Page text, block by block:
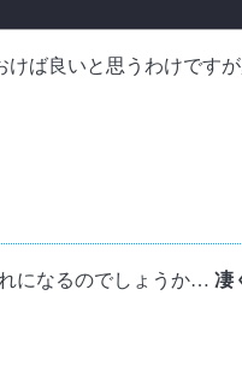
けば良いと思うわけです
になるのでしょうか… 凄